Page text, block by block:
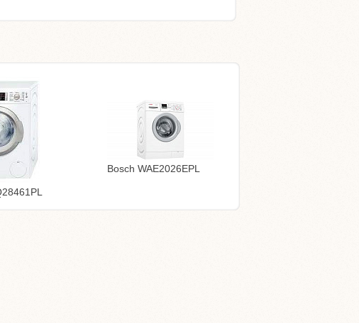
Bosch WAE2026EPL